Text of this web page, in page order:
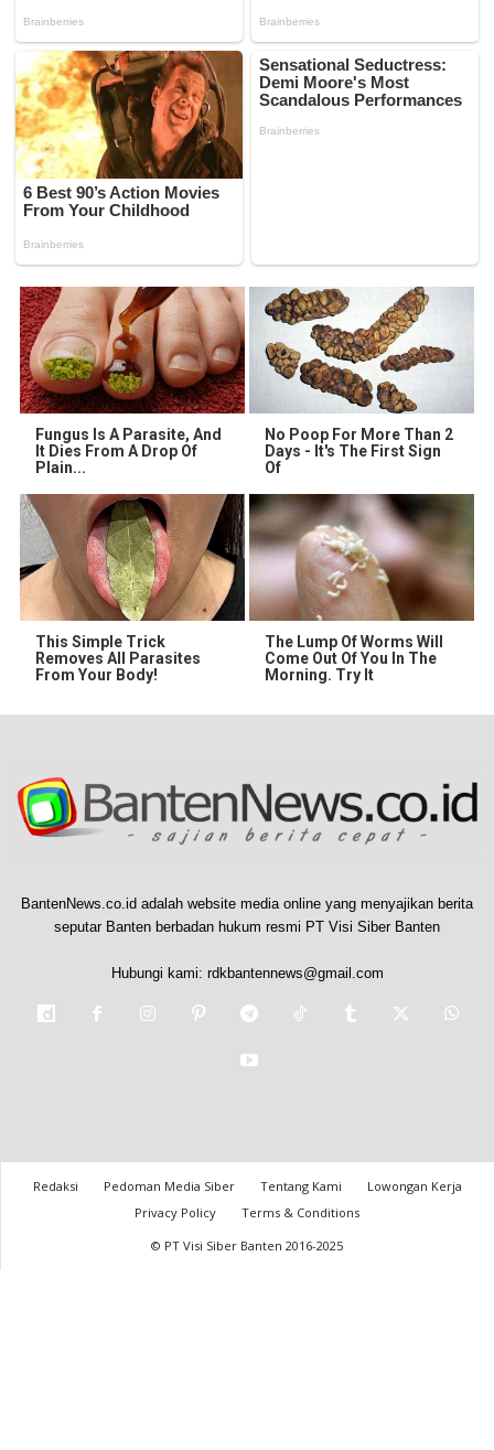
Fungus Is A Parasite, And
It Dies From A Drop Of
Plain...
No Poop For More Than 2
Days - It's The First Sign
Of
This Simple Trick
Removes All Parasites
From Your Body!
The Lump Of Worms Will
Come Out Of You In The
Morning. Try It
BantenNews.co.id adalah website media online yang menyajikan berita
seputar Banten berbadan hukum resmi PT Visi Siber Banten
Hubungi kami: rdkbantennews@gmail.com
Redaksi Pedoman Media Siber Tentang Kami
Lowongan Kerja
Privacy Policy
Terms & Conditions
© PT Visi Siber Banten 2016-2025